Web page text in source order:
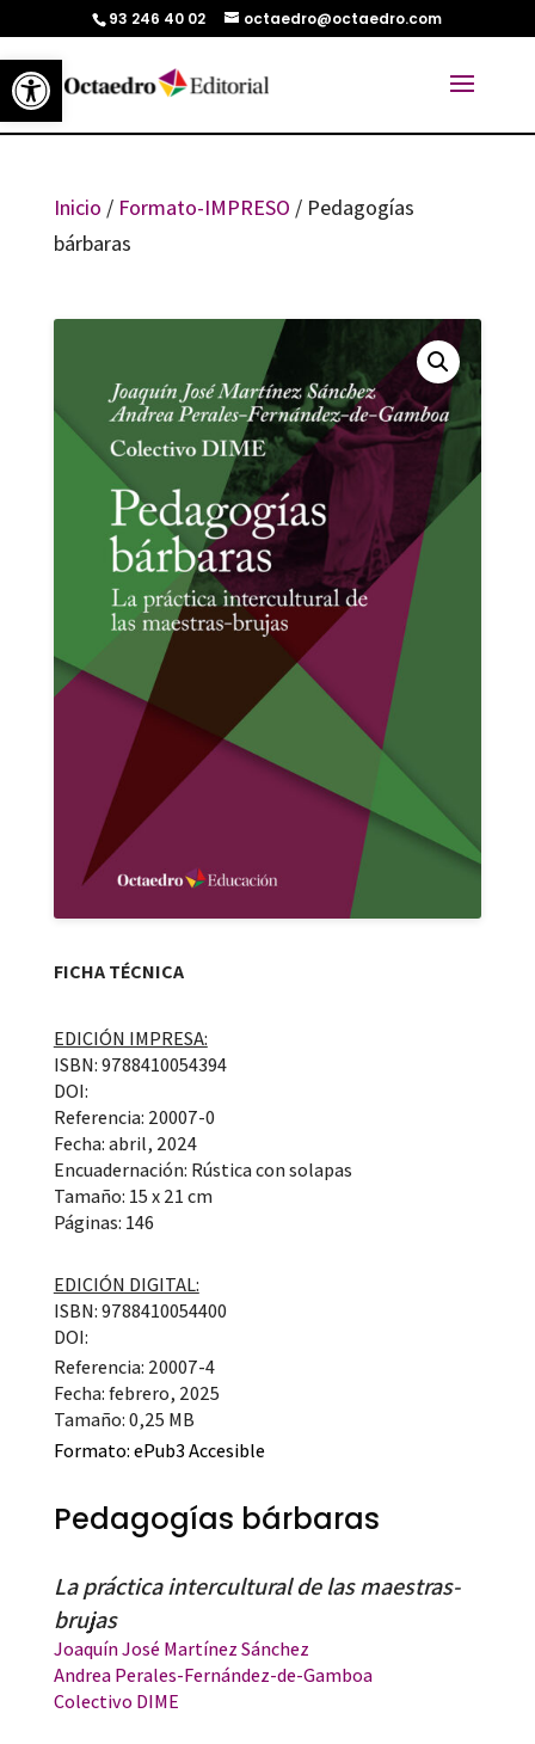
Abrir barra de herramientas
93 246 40 02 octaedro@octaedro.com
Inicio / Formato-IMPRESO / Pedagogías
bárbaras
FICHA TÉCNICA
EDICIÓN IMPRESA:
ISBN: 9788410054394
DOI:
Referencia: 20007-0
Fecha: abril, 2024
Encuadernación: Rústica con solapas
Tamaño: 15 x 21 cm
Páginas: 146
EDICIÓN DIGITAL:
ISBN: 9788410054400
DOI:
Referencia: 20007-4
Fecha: febrero, 2025
Tamaño: 0,25 MB
Formato:ePub3 Accesible
Pedagogías bárbaras
La práctica intercultural de las maestras-
brujas
Joaquín José Martínez Sánchez
Andrea Perales-Fernández-de-Gamboa
Colectivo DIME